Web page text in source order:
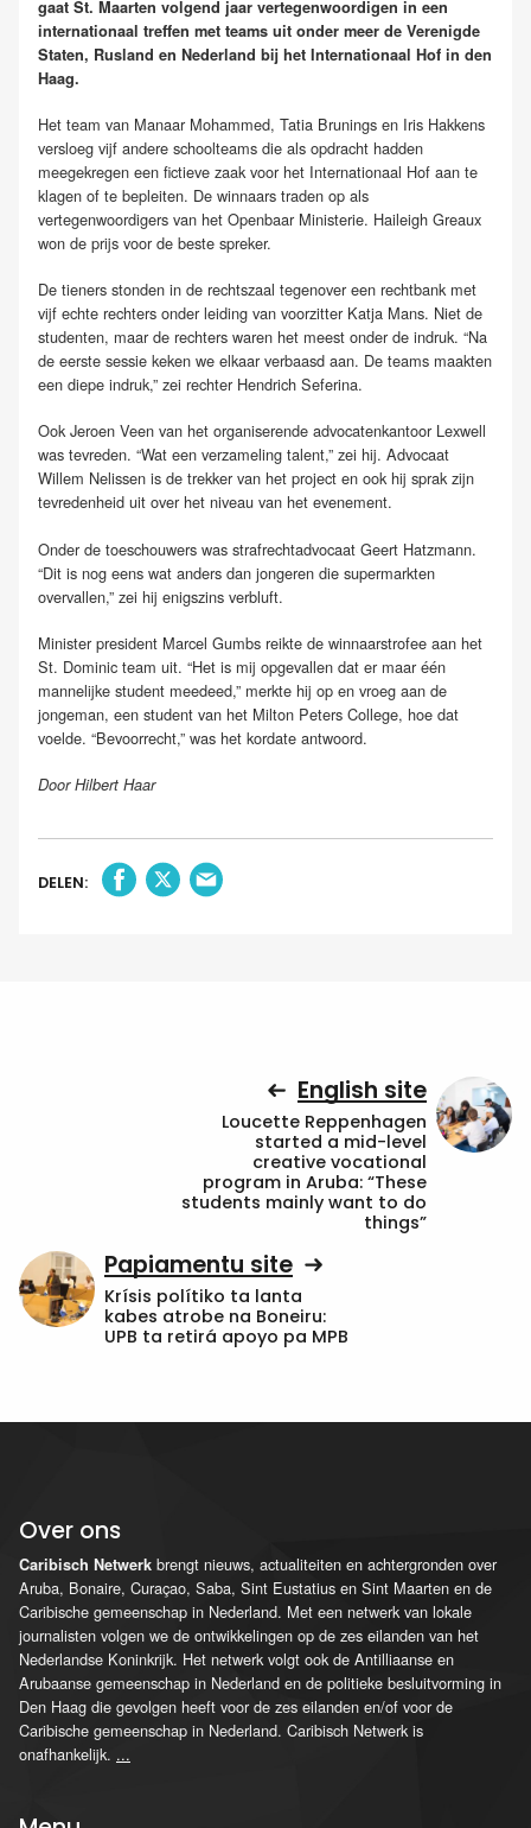
gaat St. Maarten volgend jaar vertegenwoordigen in een
internationaal treffen met teams uit onder meer de Verenigde
Staten, Rusland en Nederland bij het Internationaal Hof in den
Haag.
Het team van Manaar Mohammed, Tatia Brunings en Iris Hakkens
versloeg vijf andere schoolteams die als opdracht hadden
meegekregen een fictieve zaak voor het Internationaal Hof aan te
klagen of te bepleiten. De winnaars traden op als
vertegenwoordigers van het Openbaar Ministerie. Haileigh Greaux
won de prijs voor de beste spreker.
De tieners stonden in de rechtszaal tegenover een rechtbank met
vijf echte rechters onder leiding van voorzitter Katja Mans. Niet de
studenten, maar de rechters waren het meest onder de indruk. “Na
de eerste sessie keken we elkaar verbaasd aan. De teams maakten
een diepe indruk,” zei rechter Hendrich Seferina.
Ook Jeroen Veen van het organiserende advocatenkantoor Lexwell
was tevreden. “Wat een verzameling talent,” zei hij. Advocaat
Willem Nelissen is de trekker van het project en ook hij sprak zijn
tevredenheid uit over het niveau van het evenement.
Onder de toeschouwers was strafrechtadvocaat Geert Hatzmann.
“Dit is nog eens wat anders dan jongeren die supermarkten
overvallen,” zei hij enigszins verbluft.
Minister president Marcel Gumbs reikte de winnaarstrofee aan het
St. Dominic team uit. “Het is mij opgevallen dat er maar één
mannelijke student meedeed,” merkte hij op en vroeg aan de
jongeman, een student van het Milton Peters College, hoe dat
voelde. “Bevoorrecht,” was het kordate antwoord.
Door Hilbert Haar
DELEN:
English site
Loucette Reppenhagen
started a mid-level
creative vocational
program in Aruba: “These
students mainly want to do
things”
Papiamentu site
Krísis polítiko ta lanta
kabes atrobe na Boneiru:
UPB ta retirá apoyo pa MPB
Over ons
Caribisch Netwerk brengt nieuws, actualiteiten en achtergronden over
Aruba, Bonaire, Curaçao, Saba, Sint Eustatius en Sint Maarten en de
Caribische gemeenschap in Nederland. Met een netwerk van lokale
journalisten volgen we de ontwikkelingen op de zes eilanden van het
Nederlandse Koninkrijk. Het netwerk volgt ook de Antilliaanse en
Arubaanse gemeenschap in Nederland en de politieke besluitvorming in
Den Haag die gevolgen heeft voor de zes eilanden en/of voor de
Caribische gemeenschap in Nederland. Caribisch Netwerk is
onafhankelijk. ...